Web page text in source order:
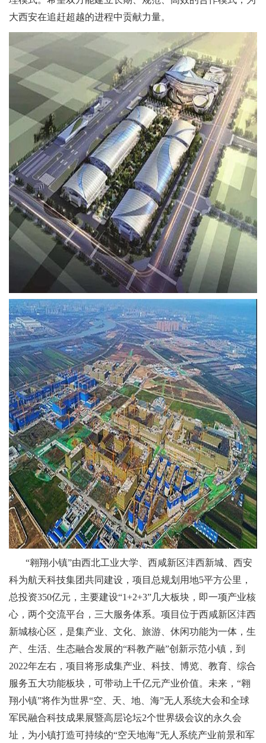
大西安在追赶超越的进程中贡献力量。
“翱翔小镇”由西北工业大学、西咸新区沣西新城、西安
科为航天科技集团共同建设，项目总规划用地5平方公里，
总投资350亿元，主要建设“1+2+3”几大板块，即一项产业核
心，两个交流平台，三大服务体系。项目位于西咸新区沣西
新城核心区，是集产业、文化、旅游、休闲功能为一体，生
产、生活、生态融合发展的“科教产融”创新示范小镇，到
2022年左右，项目将形成集产业、科技、博览、教育、综合
服务五大功能板块，可带动上千亿元产业价值。未来，“翱
翔小镇”将作为世界“空、天、地、海”无人系统大会和全球
军民融合科技成果展暨高层论坛2个世界级会议的永久会
址，为小镇打造可持续的“空天地海”无人系统产业前景和军